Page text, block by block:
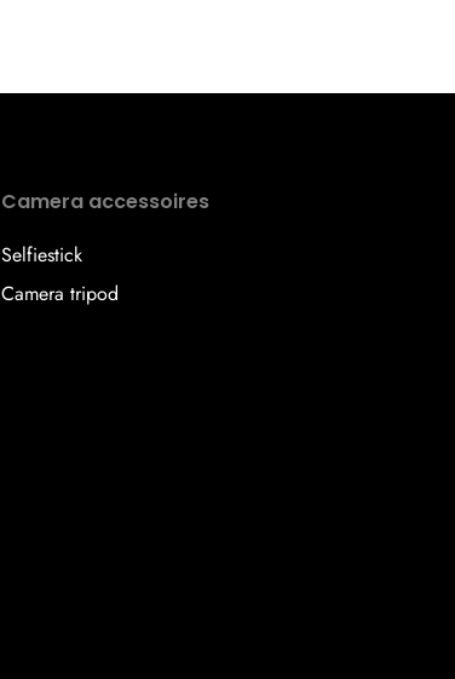
Camera accessoires
Selfiestick
Camera tripod